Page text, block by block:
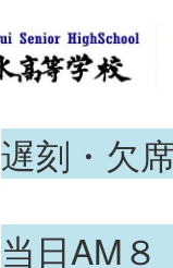
遅刻・欠
当日AM